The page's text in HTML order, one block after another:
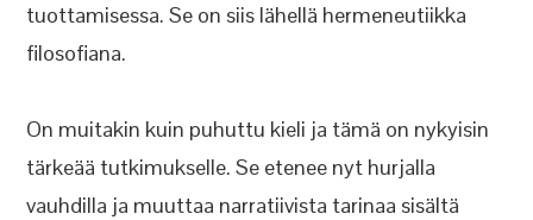
tuottamisessa. Se on siis lähellä hermeneutiikka
filosofiana.
On muitakin kuin puhuttu kieli ja tämä on nykyisin
tärkeää tutkimukselle. Se etenee nyt hurjalla
vauhdilla ja muuttaa narratiivista tarinaa sisältä